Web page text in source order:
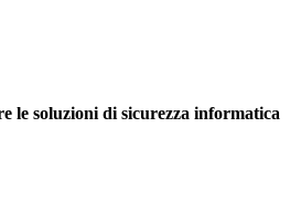
le soluzioni di sicurezza informatica